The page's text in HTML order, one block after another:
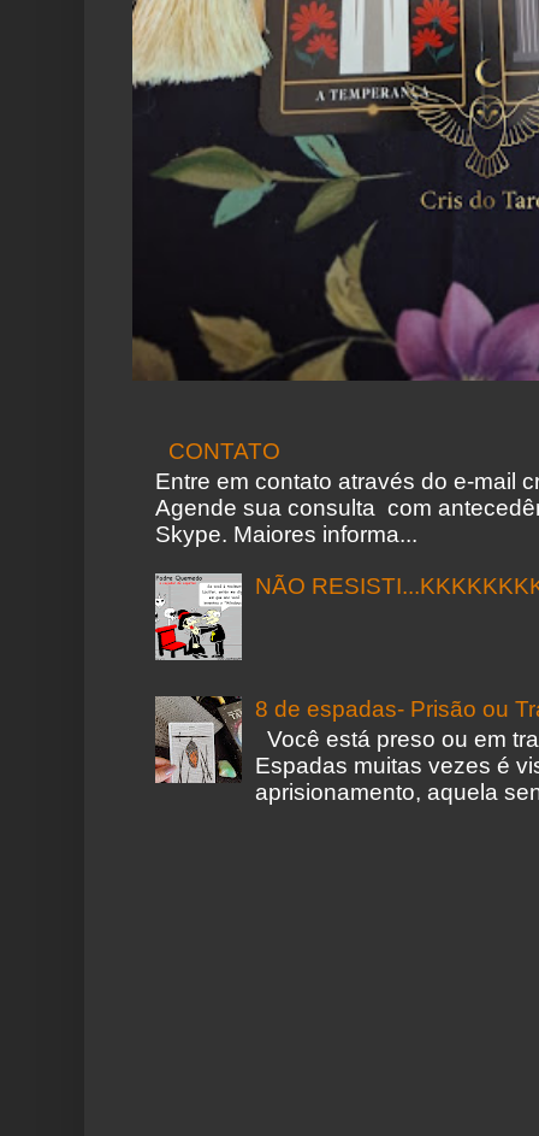
CONTATO
Entre em contato através do e-mail
Agende sua consulta com
Skype. Maiores informa...
NÃO
8 de espadas- Prisão ou
Você está preso ou em
Espadas muitas vezes é
aprisionamento, aquela